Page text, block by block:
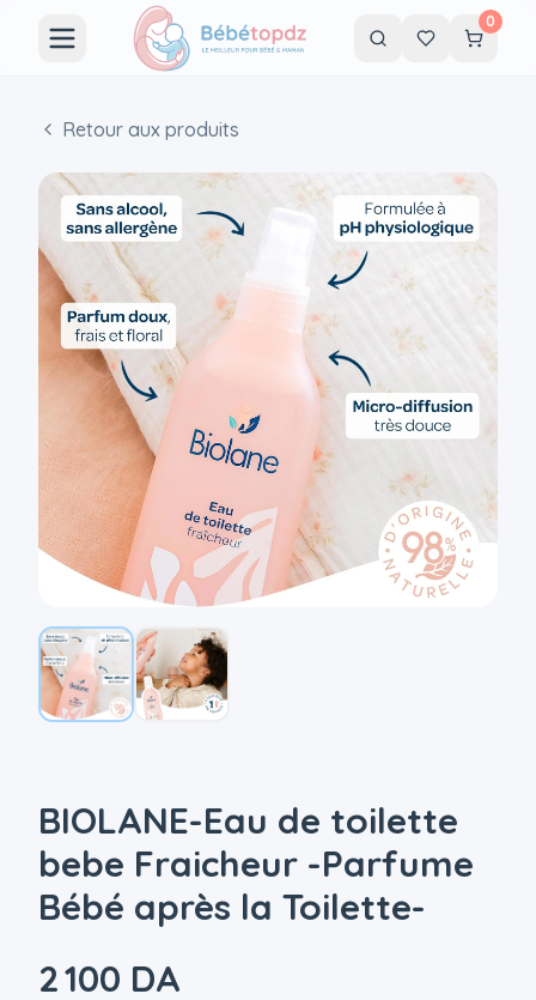
0
Retour aux produits
BIOLANE-Eau de toilette
bebe Fraicheur -Parfume
Bébé après la Toilette-
2 100 DA